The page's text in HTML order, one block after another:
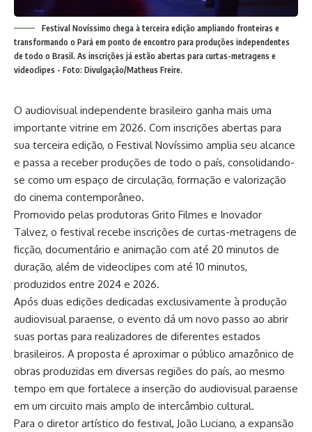
Festival Novíssimo chega à terceira edição ampliando fronteiras e
transformando o Pará em ponto de encontro para produções independentes
de todo o Brasil. As inscrições já estão abertas para curtas-metragens e
videoclipes - Foto: Divulgação/Matheus Freire.
O audiovisual independente brasileiro ganha mais uma
importante vitrine em 2026. Com inscrições abertas para
sua terceira edição, o Festival Novíssimo amplia seu alcance
e passa a receber produções de todo o país, consolidando-
se como um espaço de circulação, formação e valorização
do cinema contemporâneo.
Promovido pelas produtoras Grito Filmes e Inovador
Talvez, o festival recebe inscrições de curtas-metragens de
ficção, documentário e animação com até 20 minutos de
duração, além de videoclipes com até 10 minutos,
produzidos entre 2024 e 2026.
Após duas edições dedicadas exclusivamente à produção
audiovisual paraense, o evento dá um novo passo ao abrir
suas portas para realizadores de diferentes estados
brasileiros. A proposta é aproximar o público amazônico de
obras produzidas em diversas regiões do país, ao mesmo
tempo em que fortalece a inserção do audiovisual paraense
em um circuito mais amplo de intercâmbio cultural.
Para o diretor artístico do festival, João Luciano, a expansão